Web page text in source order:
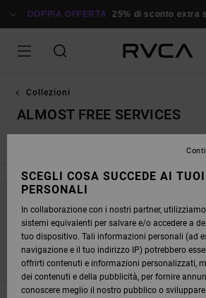
ALLA
25% di sconto extra su tutti gli articoli
Collezioni
ALMOST FREE SERVICES
CONTINUA A SEGUIRCI, I
CERCHI PRESTO SARANNO DI
DISPONIBILI
SCEGLI COSA SUCCEDE AI
PERSONALI
In collaborazione con i nostri partner,
sistemi equivalenti per salvare e/o accedere a
tuo dispositivo. Tali informazioni personali (ad
navigazione e il tuo indirizzo IP) potrebbero
offrirti contenuti e informazioni personalizzati,
dei contenuti e della pubblicità, per fornire
conoscere meglio il nostro pubblico o